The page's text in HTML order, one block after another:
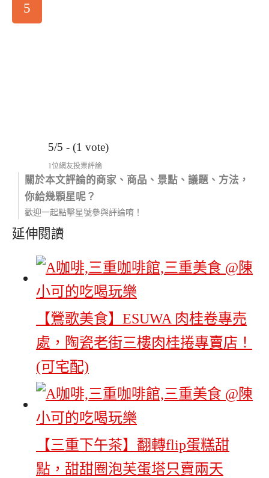
5
5/5 - (1 vote)
1位網友投票評論
關於本文評論的商家、商品、景點、議題、方法，
你給幾顆星呢？
歡迎一起點擊星號參與評論唷！
延伸閱讀
【鶯歌美食】ESUWA 肉桂卷專売
處，陶瓷老街三樓肉桂捲專賣店！
(可宅配)
【三重下午茶】翻轉flip蛋糕甜
點，甜甜圈泡芙蛋塔只賣兩天